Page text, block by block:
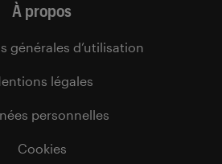
À propos
générales d’utilisation
légales
personnelles
Cookies